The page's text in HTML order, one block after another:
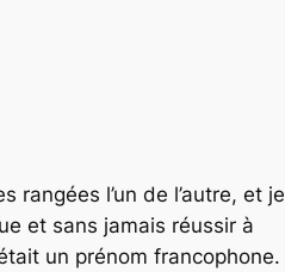
l’un de l’autre, et je
et sans jamais réussir à
un prénom francophone.